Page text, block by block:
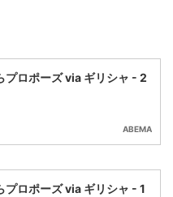
プロポーズ via ギリシャ - 2
ABEMA
プロポーズ via ギリシャ - 1